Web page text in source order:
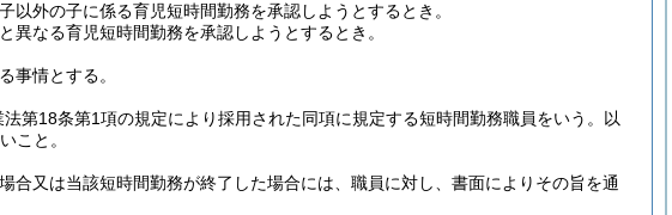
外の子に係る育児短時間勤務を承認しようとするとき。
なる育児短時間勤務を承認しようとするとき。
事情とする。
第18条第1項の規定により採用された同項に規定する短時間勤務職員をいう。以
こと。
又は当該短時間勤務が終了した場合には、職員に対し、書面によりその旨を通